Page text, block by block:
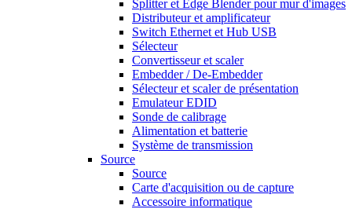
Splitter et Edge Blender pour mur d'images
Distributeur et amplificateur
Switch Ethernet et Hub USB
Sélecteur
Convertisseur et scaler
Embedder / De-Embedder
Sélecteur et scaler de présentation
Emulateur EDID
Sonde de calibrage
Alimentation et batterie
Système de transmission
Source
Source
Carte d'acquisition ou de capture
Accessoire informatique